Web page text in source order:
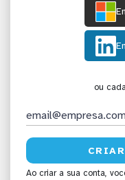
ou
Ao criar a sua conta,